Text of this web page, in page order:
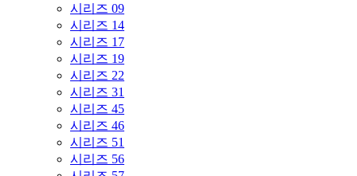
시리즈 09
시리즈 14
시리즈 17
시리즈 19
시리즈 22
시리즈 31
시리즈 45
시리즈 46
시리즈 51
시리즈 56